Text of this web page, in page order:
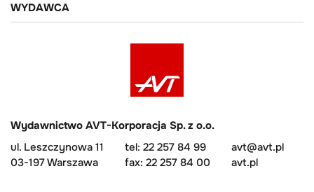
WYDAWCA
Wydawnictwo AVT-Korporacja Sp. z o.o.
ul. Leszczynowa 11
03-197 Warszawa
tel: 22 257 84 99
fax: 22 257 84 00
avt@avt.pl
avt.pl